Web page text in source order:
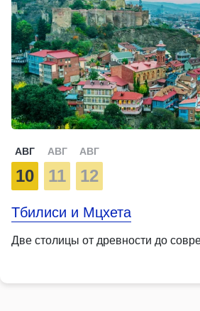
АВГ
10
АВГ
11
АВГ
12
Тбилиси и Мцхета
Две столицы от древности до